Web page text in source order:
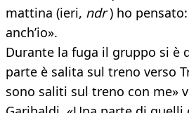
mattina (ieri, ndr) ho pensato:
anch’io».
Durante la fuga il gruppo si è
parte è salita sul treno verso
sono saliti sul treno con me»